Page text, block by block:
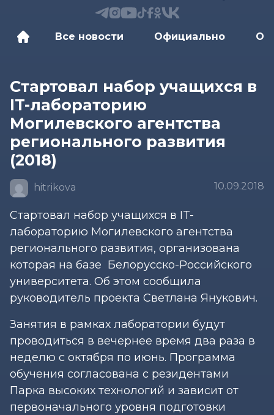
Все новости Официально
Стартовал набор учащихся в
IT-лабораторию
Могилевского агентства
регионального развития
(2018)
hitrikova 10.09.2018
Стартовал набор учащихся в IT-
лабораторию Могилевского агентства
регионального развития, организована
которая на базе Белорусско-Российского
университета. Об этом сообщила
руководитель проекта Светлана Янукович.
Занятия в рамках лаборатории будут
проводиться в вечернее время два раза в
неделю с октября по июнь. Программа
обучения согласована с резидентами
Парка высоких технологий и зависит от
первоначального уровня подготовки